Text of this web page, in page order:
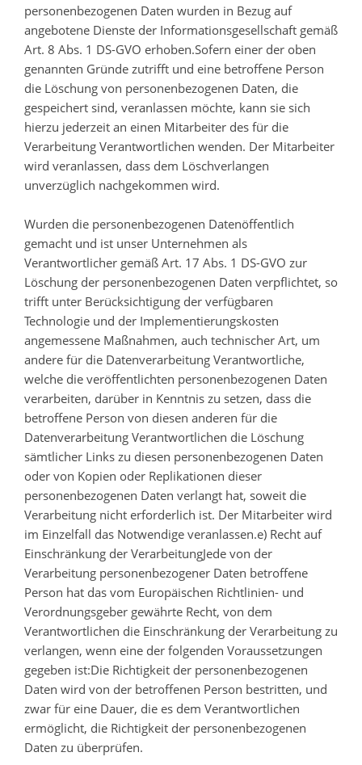
personenbezogenen Daten wurden in Bezug auf
angebotene Dienste der Informationsgesellschaft gemäß
Art. 8 Abs. 1 DS-GVO erhoben.Sofern einer der oben
genannten Gründe zutrifft und eine betroffene Person
die Löschung von personenbezogenen Daten, die
gespeichert sind, veranlassen möchte, kann sie sich
hierzu jederzeit an einen Mitarbeiter des für die
Verarbeitung Verantwortlichen wenden. Der Mitarbeiter
wird veranlassen, dass dem Löschverlangen
unverzüglich nachgekommen wird.
Wurden die personenbezogenen Datenöffentlich
gemacht und ist unser Unternehmen als
Verantwortlicher gemäß Art. 17 Abs. 1 DS-GVO zur
Löschung der personenbezogenen Daten verpflichtet, so
trifft unter Berücksichtigung der verfügbaren
Technologie und der Implementierungskosten
angemessene Maßnahmen, auch technischer Art, um
andere für die Datenverarbeitung Verantwortliche,
welche die veröffentlichten personenbezogenen Daten
verarbeiten, darüber in Kenntnis zu setzen, dass die
betroffene Person von diesen anderen für die
Datenverarbeitung Verantwortlichen die Löschung
sämtlicher Links zu diesen personenbezogenen Daten
oder von Kopien oder Replikationen dieser
personenbezogenen Daten verlangt hat, soweit die
Verarbeitung nicht erforderlich ist. Der Mitarbeiter wird
im Einzelfall das Notwendige veranlassen.e) Recht auf
Einschränkung der VerarbeitungJede von der
Verarbeitung personenbezogener Daten betroffene
Person hat das vom Europäischen Richtlinien- und
Verordnungsgeber gewährte Recht, von dem
Verantwortlichen die Einschränkung der Verarbeitung zu
verlangen, wenn eine der folgenden Voraussetzungen
gegeben ist:Die Richtigkeit der personenbezogenen
Daten wird von der betroffenen Person bestritten, und
zwar für eine Dauer, die es dem Verantwortlichen
ermöglicht, die Richtigkeit der personenbezogenen
Daten zu überprüfen.